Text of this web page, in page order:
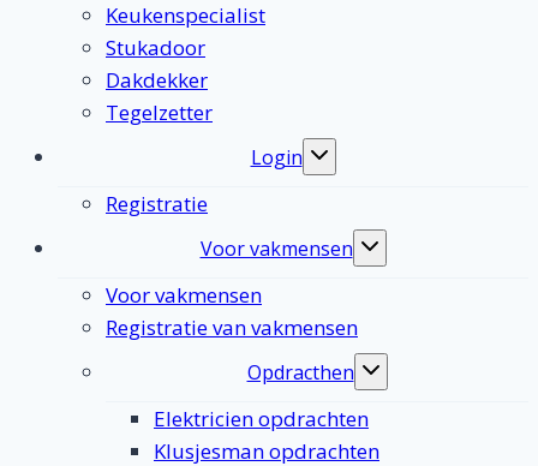
Keukenspecialist
Stukadoor
Dakdekker
Tegelzetter
Login
Toggle
Registratie
Voor vakmensen
Toggle
Voor vakmensen
Registratie van vakmensen
Opdracthen
Toggle
Elektricien opdrachten
Klusjesman opdrachten